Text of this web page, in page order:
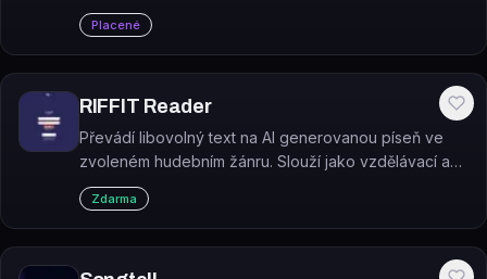
Všechny vygenerované vzorky jsou royalty-free.
Placené
RIFFIT Reader
Převádí libovolný text na AI generovanou píseň ve
zvoleném hudebním žánru. Slouží jako vzdělávací a
terapeutický nástroj pro osoby s dyslexií, ADHD,
autismem nebo afázií.
Zdarma